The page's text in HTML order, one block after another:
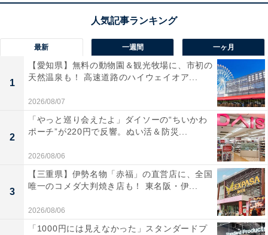
最新 一週間 一ヶ月
1
【愛知県】無料の動物園＆観光牧場に、市初の
天然温泉も！ 高速道路のハイウェイオア...
2026/08/07
2
「やっと巡り会えたよ」ダイソーの“ちいかわ
ポーチ”が220円で反響。ぬい活＆防災...
2026/08/06
3
【三重県】伊勢名物「赤福」の直営店に、全国
唯一のコメダ大判焼き店も！ 東名阪・伊...
2026/08/06
「1000円には見えなかった」スタンダードプ